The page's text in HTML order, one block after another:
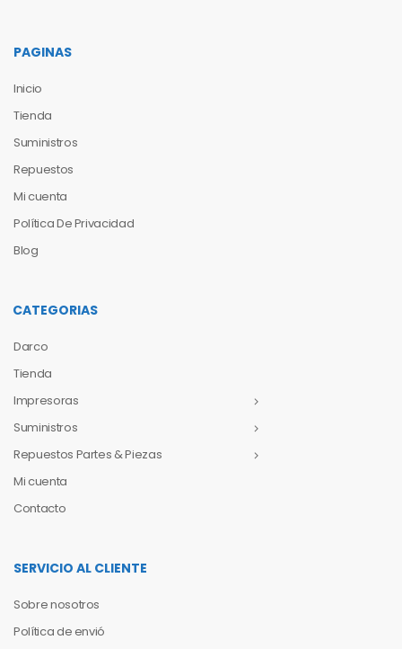
PAGINAS
Inicio
Tienda
Suministros
Repuestos
Mi cuenta
Política De Privacidad
Blog
CATEGORIAS
Darco
Tienda
Impresoras
Suministros
Repuestos Partes & Piezas
Mi cuenta
Contacto
SERVICIO AL CLIENTE
Sobre nosotros
Política de envió